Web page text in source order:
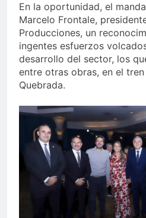
En la oportunidad, el
Marcelo Frontale,
Producciones, un
ingentes esfuerzos
desarrollo del sector, los
entre otras obras, en el
Quebrada.